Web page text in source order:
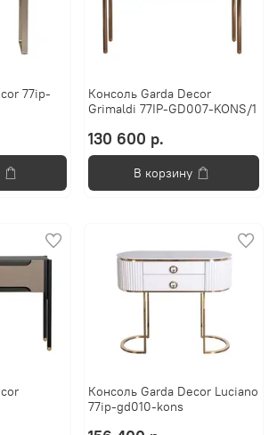
77ip-
Консоль Garda Decor
Grimaldi 77IP-GD007-KONS/1
130 600 р.
В корзину
Консоль Garda Decor Luciano
77ip-gd010-kons